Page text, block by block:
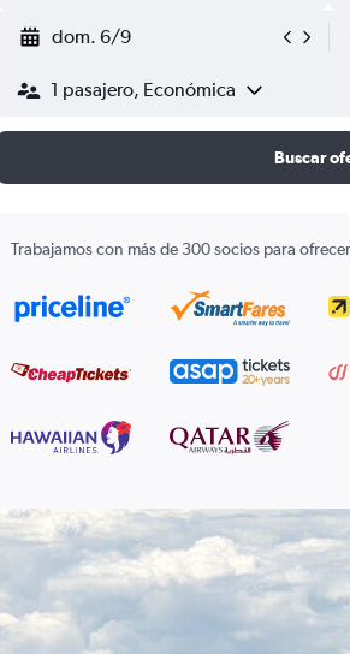
dom. 6/9
1 pasajero, Económica
Buscar
Trabajamos con más de 300 socios para